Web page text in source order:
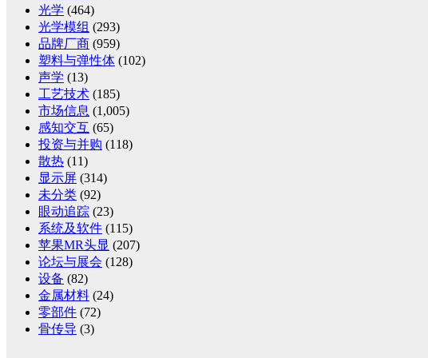
光学 (464)
光学模组 (293)
品牌厂商 (959)
塑料与弹性体 (102)
声学 (13)
工艺技术 (185)
市场信息 (1,005)
感知交互 (65)
投资与并购 (118)
散热 (11)
显示屏 (314)
未分类 (92)
眼动追踪 (23)
系统及软件 (115)
苹果MR头显 (207)
论坛与展会 (128)
设备 (82)
金属材料 (24)
零部件 (72)
骨传导 (3)